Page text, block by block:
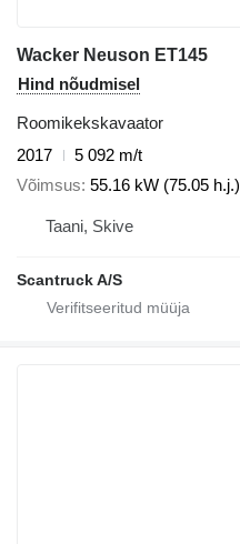
Wacker Neuson ET145
Hind nõudmisel
Roomikekskavaator
2017
5 092 m/t
Võimsus 55.16 kW (75.05 h.j.)
Taani, Skive
Scantruck A/S